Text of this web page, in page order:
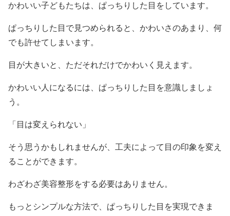
かわいい子どもたちは、ぱっちりした目をしています。
ぱっちりした目で見つめられると、かわいさのあまり、何
でも許せてしまいます。
目が大きいと、ただそれだけでかわいく見えます。
かわいい人になるには、ぱっちりした目を意識しましょ
う。
「目は変えられない」
そう思うかもしれませんが、工夫によって目の印象を変え
ることができます。
わざわざ美容整形をする必要はありません。
もっとシンプルな方法で、ぱっちりした目を実現できま